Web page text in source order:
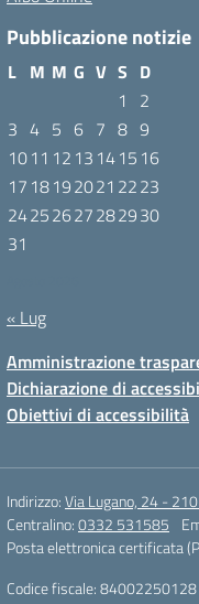
Pubblicazione notizie
L M M G V S D
1
2
3 4 5 6 7 8 9
1011 12 13 1415 16
17 18192021 2223
24252627282930
31
« Lug
Amministrazione
Dichiarazione di
Obiettivi di accessibilità
Indirizzo:Via Lugano, 24 -
Centralino:0332 531585
Posta elettronica certificata
Codice fiscale: 84002250128